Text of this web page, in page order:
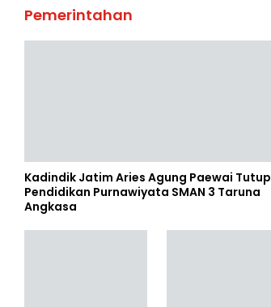
Pemerintahan
Kadindik Jatim Aries Agung Paewai Tutup
Pendidikan Purnawiyata SMAN 3 Taruna
Angkasa